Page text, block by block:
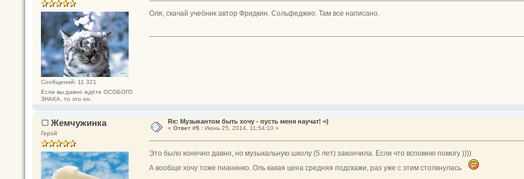
Сообщений: 11 321
Если вы давно ждёте ОСОБОГО
ЗНАКА, то это он.
Оля, скачай учебник автор Фридкин. Сольфеджио. Там все написано.
Жемчужинка
Герой
Re: Музыкантом быть хочу - пусть меня научат! =)
« Ответ #5 :Июнь 25, 2014, 11:54:10 »
Это было конечно давно, но музыкальную школу (5 лет) закончила. Если что вспомню помогу ))))
А вообще хочу тоже пианинко. Оль какая цена средняя подскажи, раз уже с этим столкнулась